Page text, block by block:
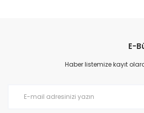
Ürün resmi kalitesiz, bozuk veya
Ürün açıklamasında eksik bilgiler
E-
Haber listemize kayıt